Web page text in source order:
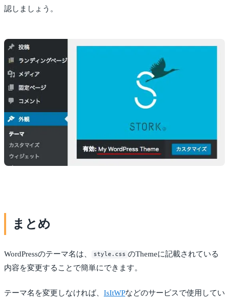
認しましょう。
まとめ
WordPressのテーマ名は、 style.css のThemeに記載されている
内容を変更することで簡単にできます。
テーマ名を変更しなければ、 IsItWPなどのサービスで使用してい